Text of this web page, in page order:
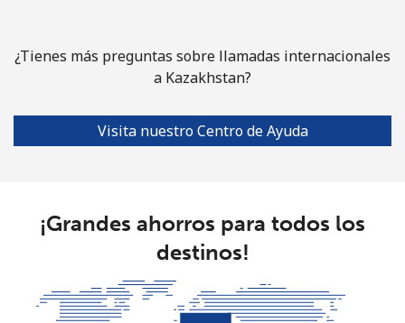
¿Tienes más preguntas sobre llamadas internacionales
a Kazakhstan?
Visita nuestro Centro de Ayuda
¡Grandes ahorros para todos los
destinos!